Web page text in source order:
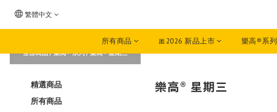
繁體中文
所有商品 🎀2026 新品上市 樂高®系列
全部商品/樂高® 系列/樂高® 星期三
精選商品
所有商品
樂高® 星期三